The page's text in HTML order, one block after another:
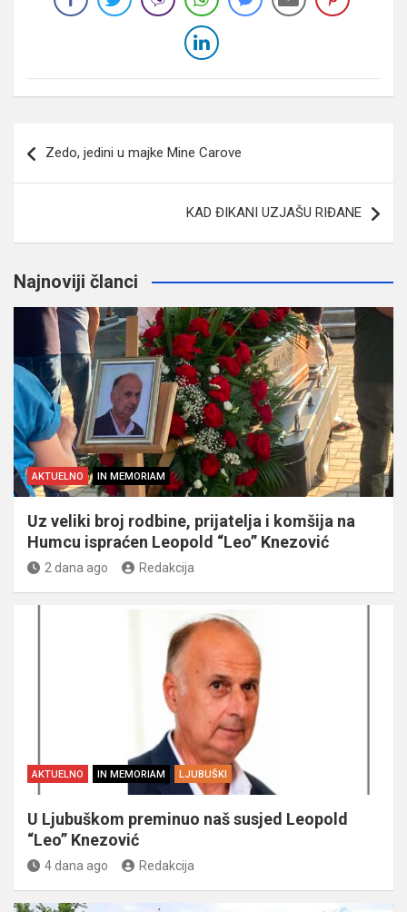
članaka
Zedo, jedini u majke Mine Carove
KAD ĐIKANI UZJAŠU RIĐANE
Najnoviji članci
AKTUELNO IN MEMORIAM
Uz veliki broj rodbine, prijatelja i komšija na
Humcu ispraćen Leopold “Leo” Knezović
2 dana ago Redakcija
AKTUELNO IN MEMORIAM LJUBUŠKI
U Ljubuškom preminuo naš susjed Leopold
“Leo” Knezović
4 dana ago Redakcija